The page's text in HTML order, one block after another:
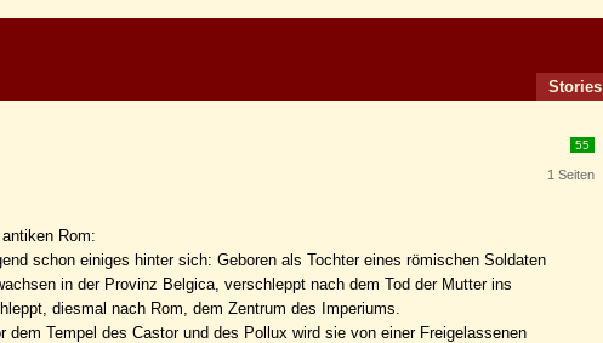
Stories
55
1 Seiten
Rom:
schon einiges hinter sich: Geboren als Tochter eines römischen Soldaten
in der Provinz Belgica, verschleppt nach dem Tod der Mutter ins
diesmal nach Rom, dem Zentrum des Imperiums.
dem Tempel des Castor und des Pollux wird sie von einer Freigelassenen